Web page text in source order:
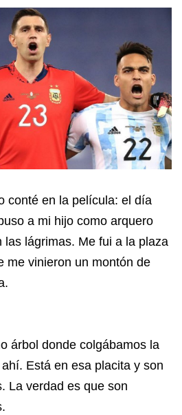
conté en la película: el día
a mi hijo como arquero
las lágrimas. Me fui a la plaza
me vinieron un montón de
árbol donde colgábamos la
Está en esa placita y son
La verdad es que son